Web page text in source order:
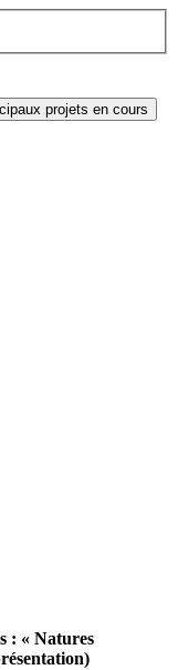
projets en cours
: « Natures